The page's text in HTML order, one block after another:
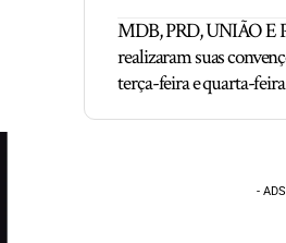
MDB, PRD, UNIÃO
realizaram suas
terça-feira e quarta-feira
-